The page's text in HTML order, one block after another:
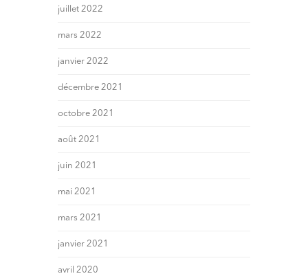
juillet 2022
mars 2022
janvier 2022
décembre 2021
octobre 2021
août 2021
juin 2021
mai 2021
mars 2021
janvier 2021
avril 2020